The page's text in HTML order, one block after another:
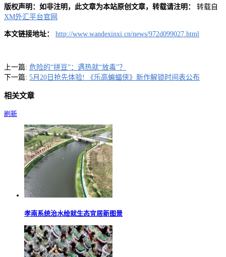
版权声明：如非注明，此文章为本站原创文章，转载请注明：
转载自
XM外汇平台官网
本文链接地址： http://www.wandexinxi.cn/news/972d099027.html
上一篇: 危险的“拼豆”：遇热就“放毒”？
下一篇: 5月20日抢先体验! 《乐高蝙蝠侠》新作解锁时间表公布
相关文章
刷新
孝南系统治水绘就生态宜居新图景